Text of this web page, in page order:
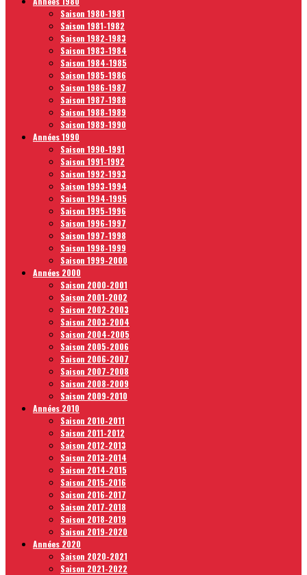
Saison 1980-1981
Saison 1981-1982
Saison 1982-1983
Saison 1983-1984
Saison 1984-1985
Saison 1985-1986
Saison 1986-1987
Saison 1987-1988
Saison 1988-1989
Saison 1989-1990
Années 1990
Saison 1990-1991
Saison 1991-1992
Saison 1992-1993
Saison 1993-1994
Saison 1994-1995
Saison 1995-1996
Saison 1996-1997
Saison 1997-1998
Saison 1998-1999
Saison 1999-2000
Années 2000
Saison 2000-2001
Saison 2001-2002
Saison 2002-2003
Saison 2003-2004
Saison 2004-2005
Saison 2005-2006
Saison 2006-2007
Saison 2007-2008
Saison 2008-2009
Saison 2009-2010
Années 2010
Saison 2010-2011
Saison 2011-2012
Saison 2012-2013
Saison 2013-2014
Saison 2014-2015
Saison 2015-2016
Saison 2016-2017
Saison 2017-2018
Saison 2018-2019
Saison 2019-2020
Années 2020
Saison 2020-2021
Saison 2021-2022